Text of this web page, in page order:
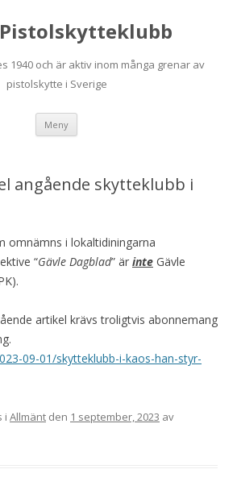
1940 och är aktiv inom många grenar av
pistolskytte i Sverige
Meny
angående skytteklubb i
omnämns i lokaltidiningarna
“Gävle Dagblad” är inte Gävle
artikel krävs troligtvis abonnemang
09-01/skytteklubb-i-kaos-han-styr-
i Allmänt den 1 september, 2023 av